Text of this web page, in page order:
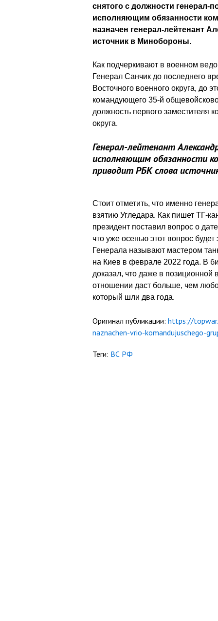
снятого с должности генерал-
исполняющим обязанности
назначен генерал-лейтенант
источник в Минобороны.
Как подчеркивают в военном
Генерал Санчик до последнего
Восточного военного округа, до
командующего 35-й
должность первого заместителя
округа.
Генерал-лейтенант
исполняющим обязанности
приводит РБК слова
Стоит отметить, что именно
взятию Угледара. Как пишет ТГ-
президент поставил вопрос о
что уже осенью этот вопрос
Генерала называют мастером
на Киев в феврале 2022 года. В
доказал, что даже в позиционной
отношении даст больше, чем
который шли два года.
Оригинал публикации: https://
naznachen-vrio-komandujuschego-
Теги: ВС РФ